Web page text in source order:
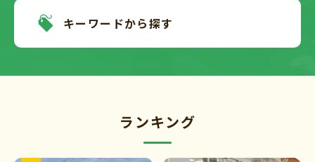
キーワードから探す
ランキング